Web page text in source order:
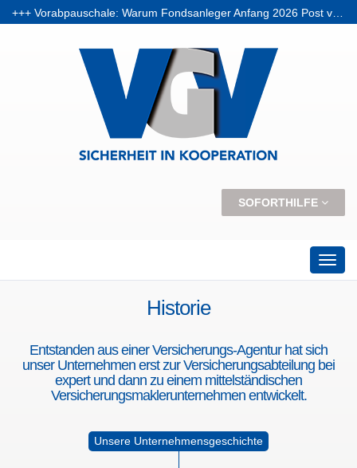
+++ Schlüssel verloren – wer zahlt den Schaden? +++
SOFORTHILFE
Historie
Entstanden aus einer Versicherungs-Agentur hat sich
unser Unternehmen erst zur Versicherungsabteilung bei
expert und dann zu einem mittelständischen
Versicherungsmaklerunternehmen entwickelt.
Unsere Unternehmensgeschichte